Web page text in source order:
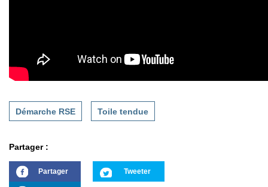
Démarche RSE Toile tendue
Partager :
Partager Tweeter